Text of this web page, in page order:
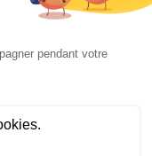
Nous contacter |
Reserved.